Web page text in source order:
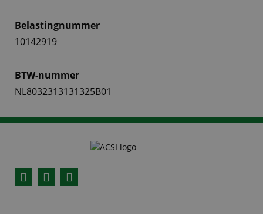
Belastingnummer
10142919
BTW-nummer
NL8032313131325B01